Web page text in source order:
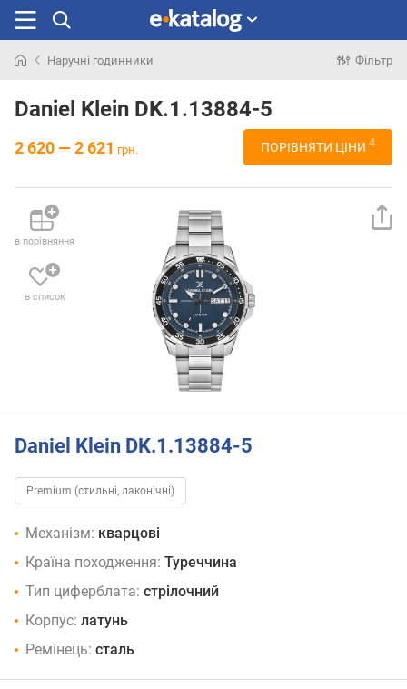
раніше
Наручні годинники Фільтр
Daniel Klein DK.1.13884-5
2 620 — 2 621 грн. ПОРІВНЯТИ ЦІНИ 4
в порівняння
в список
Daniel Klein DK.1.13884-5
Premium (стильні, лаконічні)
Механізм: кварцові
Країна походження: Туреччина
Тип циферблата: стрілочний
Корпус: латунь
Ремінець: сталь